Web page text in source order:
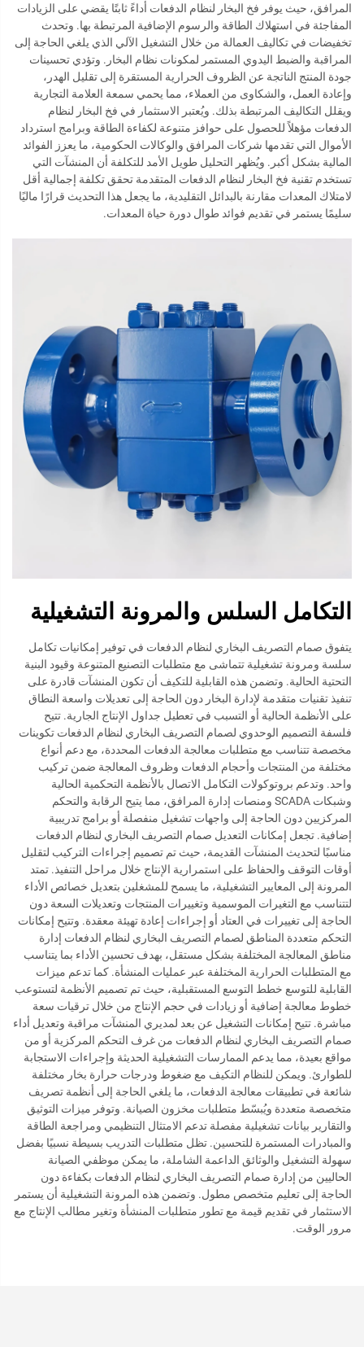
المرافق، حيث يوفر فخ البخار لنظام الدفعات أداءً ثابتًا يقضي على الزيادات
المفاجئة في استهلاك الطاقة والرسوم الإضافية المرتبطة بها. وتحدث
تخفيضات في تكاليف العمالة من خلال التشغيل الآلي الذي يلغي الحاجة إلى
المراقبة والضبط اليدوي المستمر لمكونات نظام البخار. وتؤدي تحسينات
جودة المنتج الناتجة عن الظروف الحرارية المستقرة إلى تقليل الهدر،
وإعادة العمل، والشكاوى من العملاء، مما يحمي سمعة العلامة التجارية
ويقلل التكاليف المرتبطة بذلك. ويُعتبر الاستثمار في فخ البخار لنظام
الدفعات مؤهلاً للحصول على حوافز متنوعة لكفاءة الطاقة وبرامج استرداد
الأموال التي تقدمها شركات المرافق والوكالات الحكومية، ما يعزز الفوائد
المالية بشكل أكبر. ويُظهر التحليل طويل الأمد للتكلفة أن المنشآت التي
تستخدم تقنية فخ البخار لنظام الدفعات المتقدمة تحقق تكلفة إجمالية أقل
لامتلاك المعدات مقارنة بالبدائل التقليدية، ما يجعل هذا التحديث قرارًا ماليًا
سليمًا يستمر في تقديم فوائد طوال دورة حياة المعدات.
التكامل السلس والمرونة التشغيلية
يتفوق صمام التصريف البخاري لنظام الدفعات في توفير إمكانيات تكامل
سلسة ومرونة تشغيلية تتماشى مع متطلبات التصنيع المتنوعة وقيود البنية
التحتية الحالية. وتضمن هذه القابلية للتكيف أن تكون المنشآت قادرة على
تنفيذ تقنيات متقدمة لإدارة البخار دون الحاجة إلى تعديلات واسعة النطاق
على الأنظمة الحالية أو التسبب في تعطيل جداول الإنتاج الجارية. تتيح
فلسفة التصميم الوحدوي لصمام التصريف البخاري لنظام الدفعات تكوينات
مخصصة تتناسب مع متطلبات معالجة الدفعات المحددة، مع دعم أنواع
مختلفة من المنتجات وأحجام الدفعات وظروف المعالجة ضمن تركيب
واحد. وتدعم بروتوكولات التكامل الاتصال بالأنظمة التحكمية الحالية
وشبكات SCADA ومنصات إدارة المرافق، مما يتيح الرقابة والتحكم
المركزيين دون الحاجة إلى واجهات تشغيل منفصلة أو برامج تدريبية
إضافية. تجعل إمكانات التعديل صمام التصريف البخاري لنظام الدفعات
مناسبًا لتحديث المنشآت القديمة، حيث تم تصميم إجراءات التركيب لتقليل
أوقات التوقف والحفاظ على استمرارية الإنتاج خلال مراحل التنفيذ. تمتد
المرونة إلى المعايير التشغيلية، ما يسمح للمشغلين بتعديل خصائص الأداء
لتتناسب مع التغيرات الموسمية وتغييرات المنتجات وتعديلات السعة دون
الحاجة إلى تغييرات في العتاد أو إجراءات إعادة تهيئة معقدة. وتتيح إمكانات
التحكم متعددة المناطق لصمام التصريف البخاري لنظام الدفعات إدارة
مناطق المعالجة المختلفة بشكل مستقل، بهدف تحسين الأداء بما يتناسب
مع المتطلبات الحرارية المختلفة عبر عمليات المنشأة. كما تدعم ميزات
القابلية للتوسع خطط التوسع المستقبلية، حيث تم تصميم الأنظمة لتستوعب
خطوط معالجة إضافية أو زيادات في حجم الإنتاج من خلال ترقيات سعة
مباشرة. تتيح إمكانات التشغيل عن بعد لمديري المنشآت مراقبة وتعديل أداء
صمام التصريف البخاري لنظام الدفعات من غرف التحكم المركزية أو من
مواقع بعيدة، مما يدعم الممارسات التشغيلية الحديثة وإجراءات الاستجابة
للطوارئ. ويمكن للنظام التكيف مع ضغوط ودرجات حرارة بخار مختلفة
شائعة في تطبيقات معالجة الدفعات، ما يلغي الحاجة إلى أنظمة تصريف
متخصصة متعددة ويُبسّط متطلبات مخزون الصيانة. وتوفر ميزات التوثيق
والتقارير بيانات تشغيلية مفصلة تدعم الامتثال التنظيمي ومراجعة الطاقة
والمبادرات المستمرة للتحسين. تظل متطلبات التدريب بسيطة نسبيًا بفضل
سهولة التشغيل والوثائق الداعمة الشاملة، ما يمكن موظفي الصيانة
الحاليين من إدارة صمام التصريف البخاري لنظام الدفعات بكفاءة دون
الحاجة إلى تعليم متخصص مطول. وتضمن هذه المرونة التشغيلية أن يستمر
الاستثمار في تقديم قيمة مع تطور متطلبات المنشأة وتغير مطالب الإنتاج مع
مرور الوقت.